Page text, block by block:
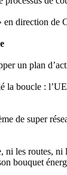
direction de
un plan
la boucle :
de super
les routes, ni
bouquet